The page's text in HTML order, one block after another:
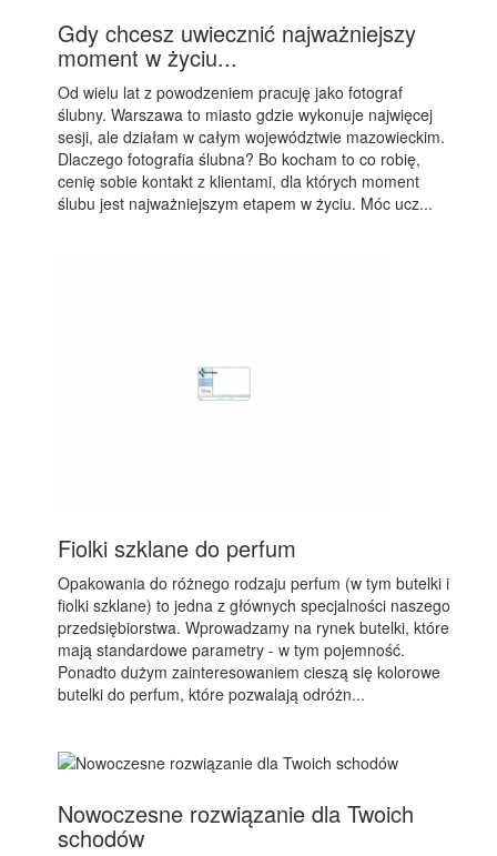
Gdy chcesz uwiecznić najważniejszy
moment w życiu...
Od wielu lat z powodzeniem pracuję jako fotograf
ślubny. Warszawa to miasto gdzie wykonuje najwięcej
sesji, ale działam w całym województwie mazowieckim.
Dlaczego fotografia ślubna? Bo kocham to co robię,
cenię sobie kontakt z klientami, dla których moment
ślubu jest najważniejszym etapem w życiu. Móc ucz...
Fiolki szklane do perfum
Opakowania do różnego rodzaju perfum (w tym butelki i
fiolki szklane) to jedna z głównych specjalności naszego
przedsiębiorstwa. Wprowadzamy na rynek butelki, które
mają standardowe parametry - w tym pojemność.
Ponadto dużym zainteresowaniem cieszą się kolorowe
butelki do perfum, które pozwalają odróżn...
Nowoczesne rozwiązanie dla Twoich
schodów